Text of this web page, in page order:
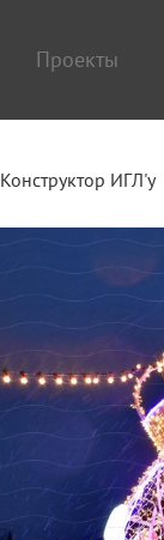
Проекты
Конструктор ИГЛ'у